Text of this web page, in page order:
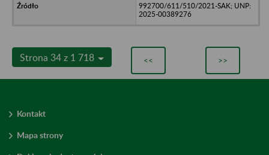
992700/611/510/2021-SAK; UNP:
2025-00389276
Strona 34 z 1 718 << >>
Kontakt
Mapa strony